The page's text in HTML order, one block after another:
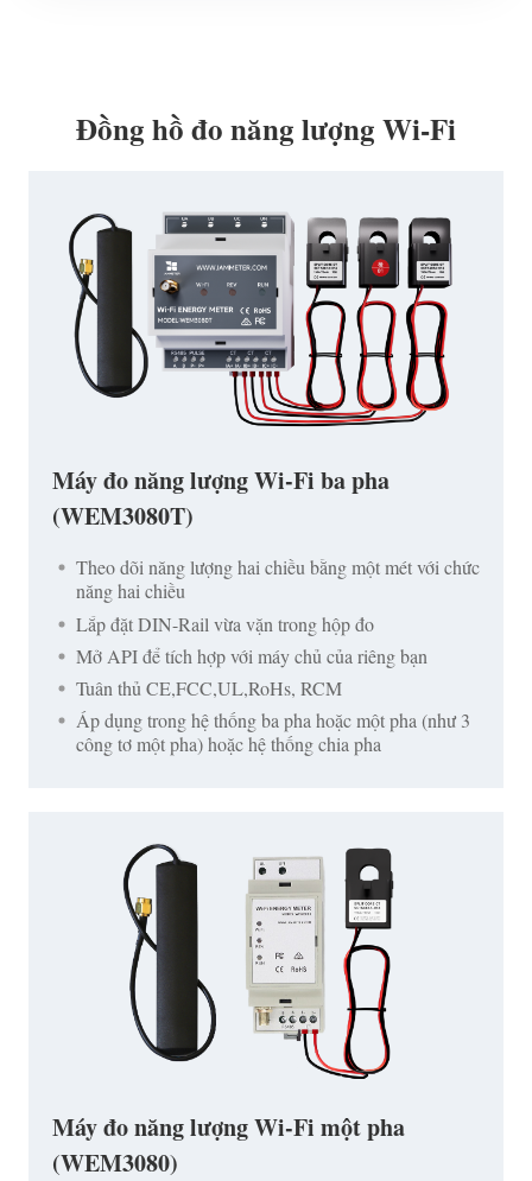
Đồng hồ đo năng lượng Wi-Fi
Máy đo năng lượng Wi-Fi ba pha
(WEM3080T)
Theo dõi năng lượng hai chiều bằng một mét với chức
năng hai chiều
Lắp đặt DIN-Rail vừa vặn trong hộp đo
Mở API để tích hợp với máy chủ của riêng bạn
Tuân thủ CE,FCC,UL,RoHs, RCM
Áp dụng trong hệ thống ba pha hoặc một pha (như 3
công tơ một pha) hoặc hệ thống chia pha
Máy đo năng lượng Wi-Fi một pha
(WEM3080)